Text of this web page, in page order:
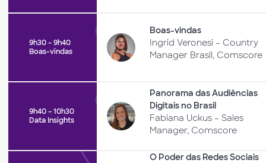
9h30 – 9h40
Boas-vindas
Boas-vindas
Ingrid Veronesi – Country
Manager Brasil, Comscore
9h40 – 10h30
Data Insights
Panorama das Audiências
Digitais no Brasil
Fabiana Uckus – Sales
Manager, Comscore
O Poder das Redes Sociais